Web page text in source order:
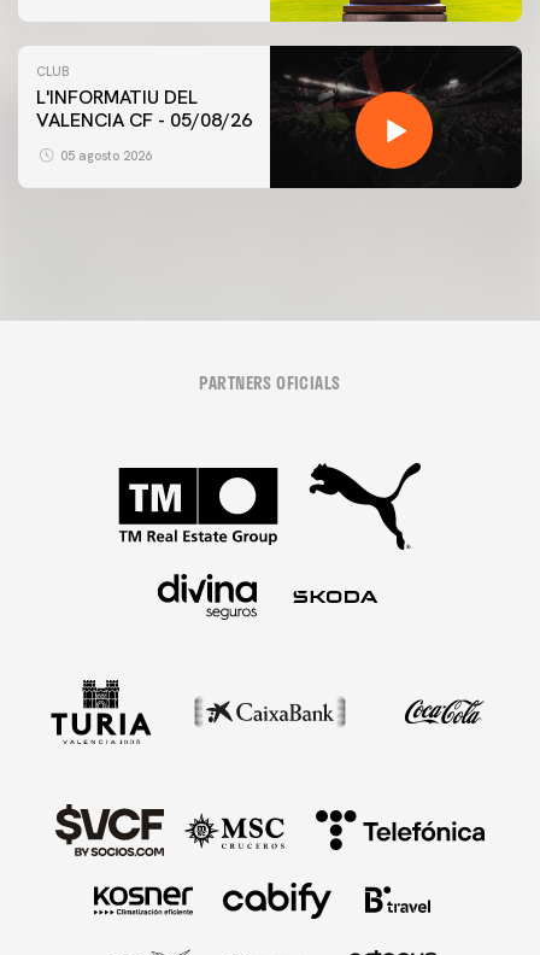
CLUB
L'INFORMATIU DEL
VALENCIA CF - 05/08/26
05 agosto 2026
PRIMER EQUIP
ENTRENAMENT DEL VALENCIA CF 5/8/2026
PARTNERS OFICIALS